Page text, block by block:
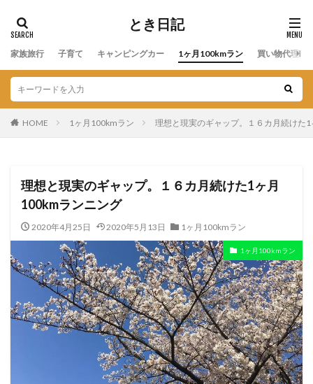
とき日記
家族旅行 子育て キャンピングカー 1ヶ月100kmラン 買い物代理店
HOME 1ヶ月100kmラン 理想と現実のギャップ。１６カ月続けた
理想と現実のギャップ。１６カ月続けた1ヶ月
100kmランニング
2020年4月25日 2020年5月13日 1ヶ月100kmラン
1ヶ月100kmラン